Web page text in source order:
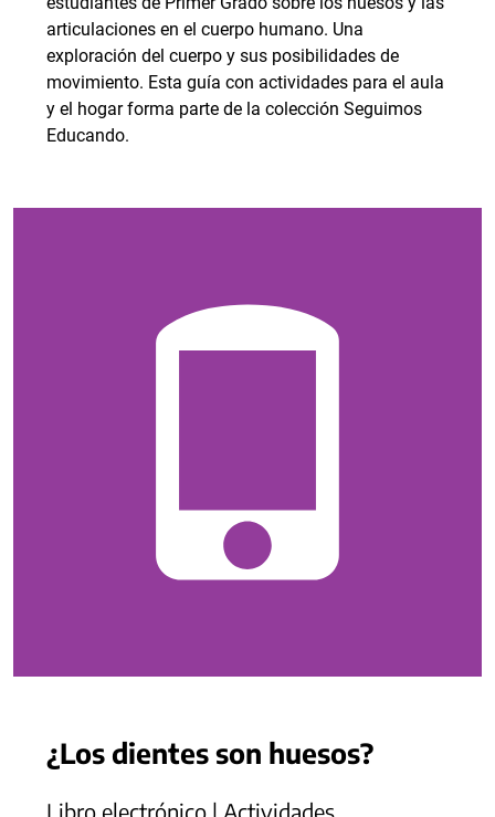
articulaciones en el cuerpo humano. Una
exploración del cuerpo y sus posibilidades de
movimiento. Esta guía con actividades para el aula
y el hogar forma parte de la colección Seguimos
Educando.
¿Los dientes son huesos?
Libro electrónico | Actividades